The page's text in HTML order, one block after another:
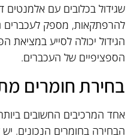
שגידול בכלובים עם אלמנטים
להרפתקאות, מספק לעכברים
הגידול יכולה לסייע במציאת
הספציפיים של העכברים.
בחירת חומרים
אחד המרכיבים החשובים
הבחירה בחומרים הנכונים.